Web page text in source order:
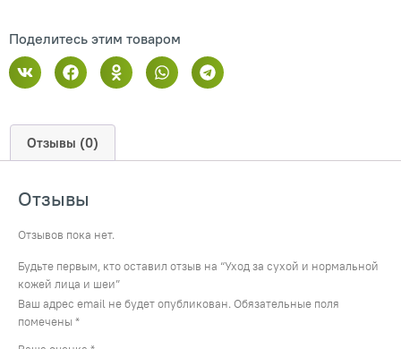
Поделитесь этим товаром
Отзывы (0)
Отзывы
Отзывов пока нет.
Будьте первым, кто оставил отзыв на “Уход за сухой и нормальной
кожей лица и шеи”
Ваш адрес email не будет опубликован. Обязательные поля
помечены *